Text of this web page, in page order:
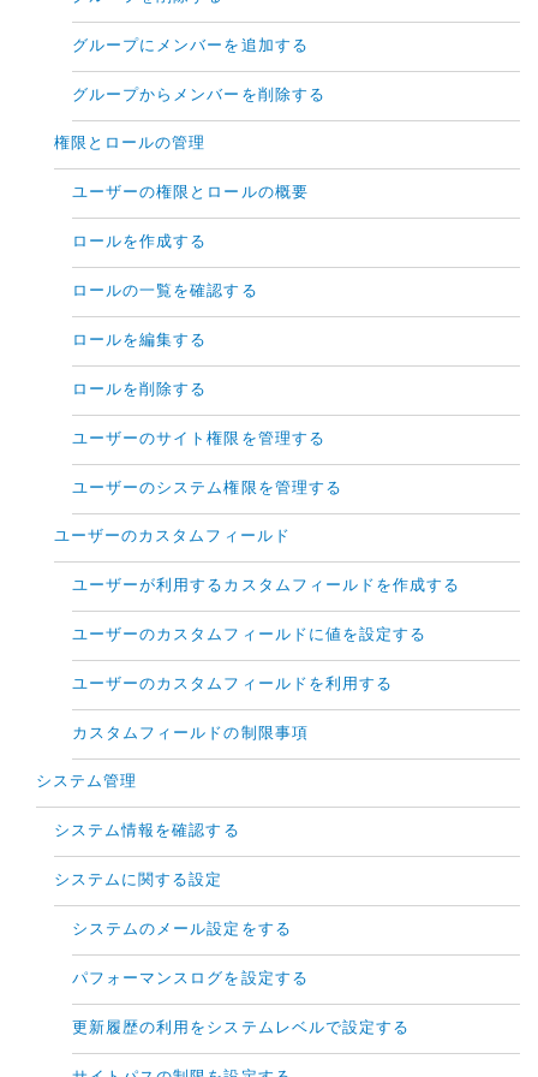
グループにメンバーを追加する
グループからメンバーを削除する
権限とロールの管理
ユーザーの権限とロールの概要
ロールを作成する
ロールの一覧を確認する
ロールを編集する
ロールを削除する
ユーザーのサイト権限を管理する
ユーザーのシステム権限を管理する
ユーザーのカスタムフィールド
ユーザーが利用するカスタムフィールドを作成する
ユーザーのカスタムフィールドに値を設定する
ユーザーのカスタムフィールドを利用する
カスタムフィールドの制限事項
システム管理
システム情報を確認する
システムに関する設定
システムのメール設定をする
パフォーマンスログを設定する
更新履歴の利用をシステムレベルで設定する